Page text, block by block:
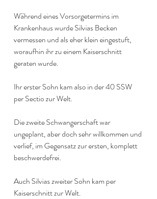
Während eines Vorsorgetermins im
Krankenhaus wurde Silvias Becken
vermessen und als eher klein eingestuft,
woraufhin ihr zu einem Kaiserschnitt
geraten wurde.
Ihr erster Sohn kam also in der 40 SSW
per Sectio zur Welt.
Die zweite Schwangerschaft war
ungeplant, aber doch sehr willkommen und
verlief, im Gegensatz zur ersten, komplett
beschwerdefrei.
Auch Silvias zweiter Sohn kam per
Kaiserschnitt zur Welt.